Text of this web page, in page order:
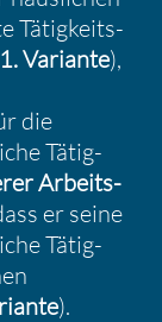
Tätig­keits­
1. Variante),
die
Tätig­
Arbeits­
er seine
Tätig­
).